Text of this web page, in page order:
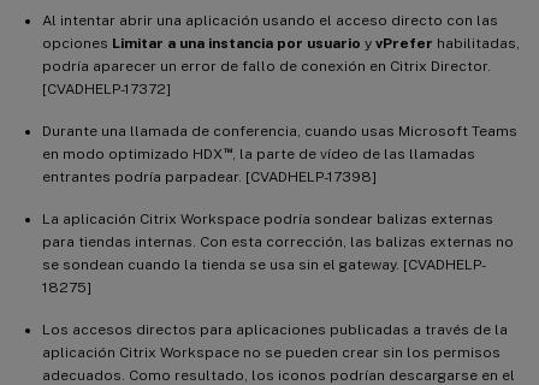
Al intentar abrir una aplicación usando el acceso directo con las
opciones Limitar a una instancia por usuario y vPrefer habilitadas,
podría aparecer un error de fallo de conexión en Citrix Director.
[CVADHELP-17372]
Durante una llamada de conferencia, cuando usas Microsoft Teams
en modo optimizado HDX ™, la parte de vídeo de las llamadas
entrantes podría parpadear. [CVADHELP-17398]
La aplicación Citrix Workspace podría sondear balizas externas
para tiendas internas. Con esta corrección, las balizas externas no
se sondean cuando la tienda se usa sin el gateway. [CVADHELP-
18275]
Los accesos directos para aplicaciones publicadas a través de la
aplicación Citrix Workspace no se pueden crear sin los permisos
adecuados. Como resultado, los iconos podrían descargarse en el